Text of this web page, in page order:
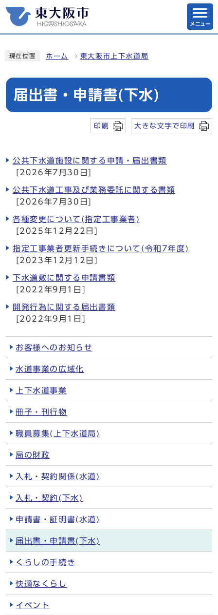
メニュー
現在位置 ホーム 東大阪市上下水道局
届出書・申請書(下水)
印刷 大きな文字で印刷
公共下水道施設に関する申請・届出書類
[2026年7月30日]
公共下水道工事及び業務委託に関する書類
[2026年7月30日]
各種変更について(指定工事業者)
[2025年12月22日]
指定工事業者更新手続きについて(令和7年度)
[2023年12月12日]
下水道敷に関する申請書類
[2022年9月1日]
開発行為に関する届出書類
[2022年9月1日]
お客様へのお知らせ
水道事業の広域化
上下水道事業
冊子・刊行物
職員募集(上下水道局)
局の財政
入札・契約関係(水道)
入札・契約(下水)
申請書・証明書(水道)
届出書・申請書(下水)
くらしの手続き
快適なくらし
イベント